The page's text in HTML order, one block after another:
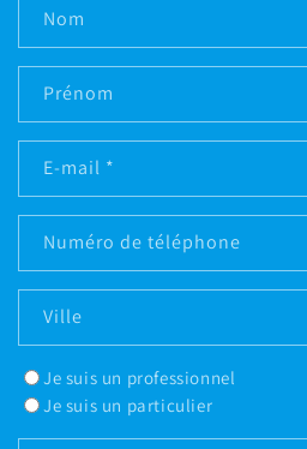
Nom
Prénom
E-mail *
Numéro de téléphone
Ville
Je suis un professionnel
Je suis un particulier